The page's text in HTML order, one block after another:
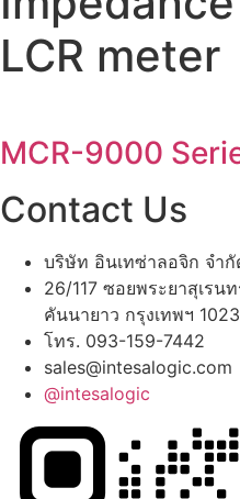
LCR meter
MCR-9000
Contact Us
บริษัท อินเทซ่าลอจิก จำกั
26/117 ซอยพระยาสุเรน
คันนายาว กรุงเทพฯ
โทร. 093-159-7442
sales@intesalogic.com
@intesalogic